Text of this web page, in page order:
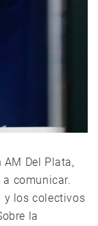
AM Del Plata,
comunicar.
y los colectivos
la